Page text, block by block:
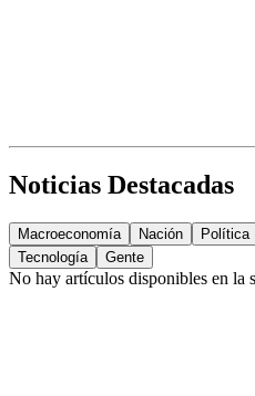
Noticias Destacadas
Macroeconomía Nación Política
Tecnología
Gente
No hay artículos disponibles en la